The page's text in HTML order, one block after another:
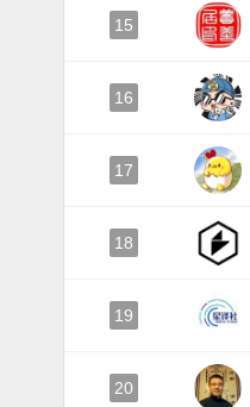
15
16
17
18
19
20